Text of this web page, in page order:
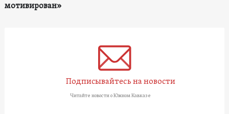
мотивирован»
Подписывайтесь на новости
Читайте новости о Южном Кавказе